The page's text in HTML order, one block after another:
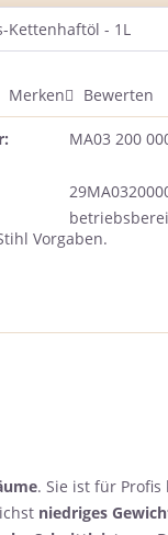
Kettenhaftöl - 1L
Merken Bewerten
MA03 200
Vorgaben.
. Sie ist für
niedriges